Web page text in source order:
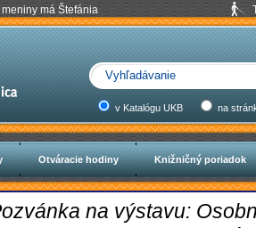
má Štefánia
v Katalógu UKB na
Otváracie hodiny Knižničný poriadok
na výstavu: